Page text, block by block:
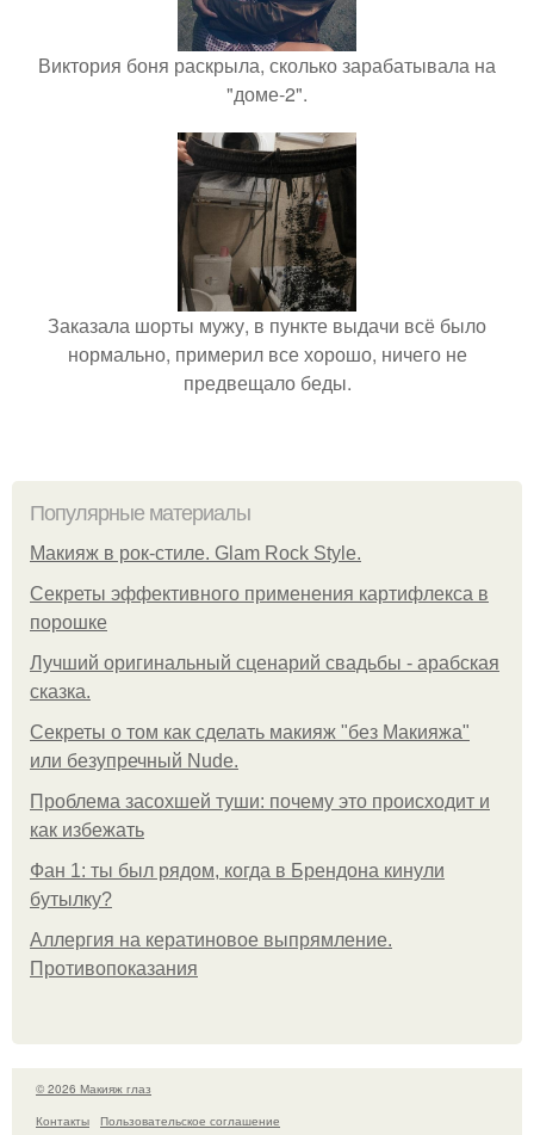
Виктория боня раскрыла, сколько зарабатывала на
"доме-2".
Заказала шорты мужу, в пункте выдачи всё было
нормально, примерил все хорошо, ничего не
предвещало беды.
Популярные материалы
Макияж в рок-стиле. Glam Rock Style.
Секреты эффективного применения картифлекса в
порошке
Лучший оригинальный сценарий свадьбы - арабская
сказка.
Секреты о том как сделать макияж "без Макияжа"
или безупречный Nude.
Проблема засохшей туши: почему это происходит и
как избежать
Фан 1: ты был рядом, когда в Брендона кинули
бутылку?
Аллергия на кератиновое выпрямление.
Противопоказания
© 2026 Макияж глаз
Контакты
Пользовательское соглашение